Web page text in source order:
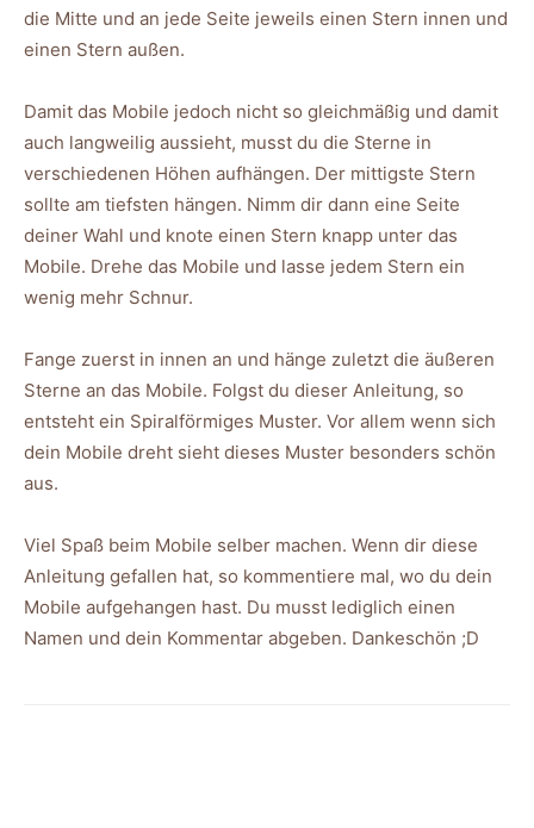
die Mitte und an jede Seite jeweils einen Stern innen und
einen Stern außen.
Damit das Mobile jedoch nicht so gleichmäßig und damit
auch langweilig aussieht, musst du die Sterne in
verschiedenen Höhen aufhängen. Der mittigste Stern
sollte am tiefsten hängen. Nimm dir dann eine Seite
deiner Wahl und knote einen Stern knapp unter das
Mobile. Drehe das Mobile und lasse jedem Stern ein
wenig mehr Schnur.
Fange zuerst in innen an und hänge zuletzt die äußeren
Sterne an das Mobile. Folgst du dieser Anleitung, so
entsteht ein Spiralförmiges Muster. Vor allem wenn sich
dein Mobile dreht sieht dieses Muster besonders schön
aus.
Viel Spaß beim Mobile selber machen. Wenn dir diese
Anleitung gefallen hat, so kommentiere mal, wo du dein
Mobile aufgehangen hast. Du musst lediglich einen
Namen und dein Kommentar abgeben. Dankeschön ;D